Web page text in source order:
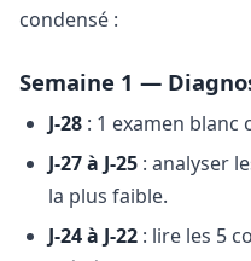
condensé :
Semaine 1 —
J-28 : 1 examen blanc
J-27 à J-25 : analyser
la plus faible.
J-24 à J-22 : lire les 5